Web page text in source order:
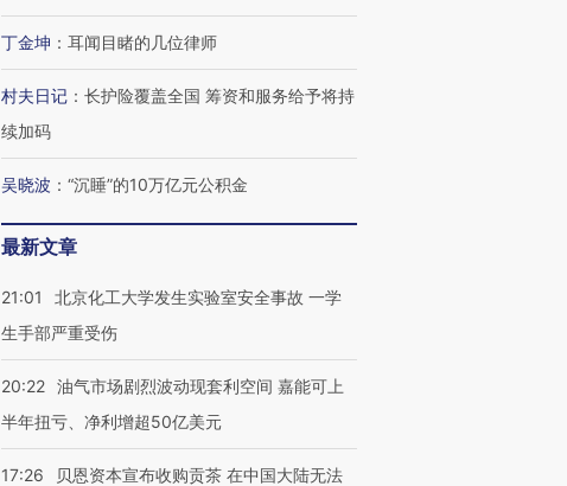
丁金坤 ： 耳闻目睹的几位律师
村夫日记 ： 长护险覆盖全国 筹资和服务给予将持
续加码
吴晓波 ： “沉睡”的10万亿元公积金
最新文章
21:01
北京化工大学发生实验室安全事故 一学
生手部严重受伤
20:22 油气市场剧烈波动现套利空间 嘉能可上
半年扭亏、净利增超50亿美元
17:26
贝恩资本宣布收购贡茶 在中国大陆无法